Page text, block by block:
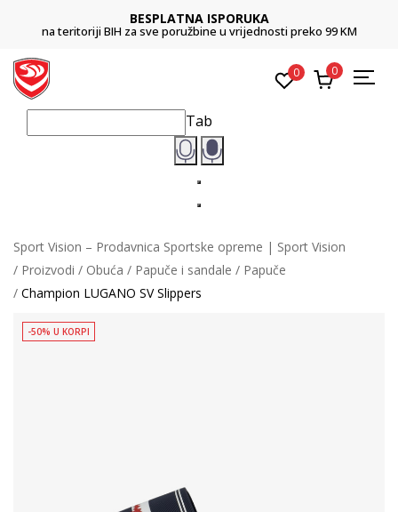
BESPLATNA ISPORUKA
na teritoriji BIH za sve poružbine u vrijednosti preko 99 KM
0 0
Tab
Sport Vision – Prodavnica Sportske opreme | Sport Vision
Proizvodi
Obuća Papuče i sandale
Papuče
Champion LUGANO SV Slippers
-50% U KORPI